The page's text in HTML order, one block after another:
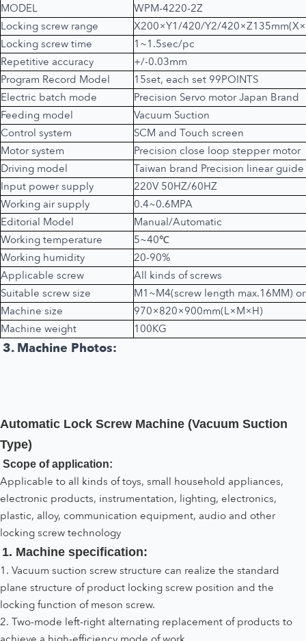
MODEL
WPM-4220-2Z
Locking screw range
X200×Y1/420/Y2/
Locking screw time
1~1.5sec/pc
Repetitive accuracy
+/-0.03mm
Program Record Model
15set, each set 99POINTS
Electric batch mode
Precision Servo motor Japan Brand
Feeding model
Vacuum Suction
Control system
SCM and Touch screen
Motor system
Precision close loop stepper motor
Driving model
Taiwan brand Precision linear guide
Input power supply
220V 50HZ/60HZ
Working air supply
0.4~0.6MPA
Editorial Model
Manual/Automatic
Working temperature
5~40℃
Working humidity
20-90%
Applicable screw
All kinds of screws
Suitable screw size
M1~M4(screw length max.16MM)
Machine size
970×820×900mm(L×M×H)
Machine weight
100KG
3. Machine Photos:
Automatic Lock Screw Machine (Vacuum Suction
Type)
Scope of application:
Applicable to all kinds of toys, small household appliances,
electronic products, instrumentation, lighting, electronics,
plastic, alloy, communication equipment, audio and other
locking screw technology
1. Machine specification:
1. Vacuum suction screw structure can realize the standard
plane structure of product locking screw position and the
locking function of meson screw.
2. Two-mode left-right alternating replacement of products to